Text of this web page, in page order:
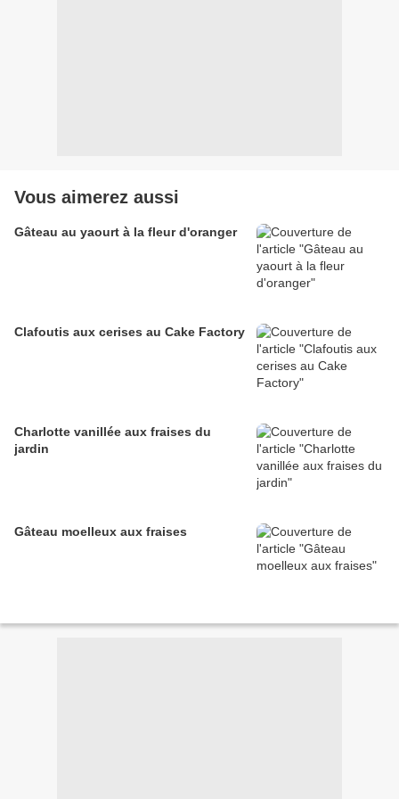
Vous aimerez aussi
Gâteau au yaourt à la fleur d'oranger
Clafoutis aux cerises au Cake Factory
Charlotte vanillée aux fraises du
jardin
Gâteau moelleux aux fraises